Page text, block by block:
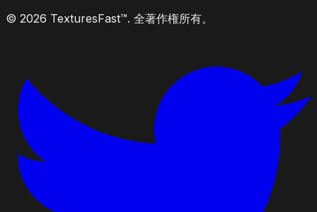
© 2026 TexturesFast™. 全著作権所有。